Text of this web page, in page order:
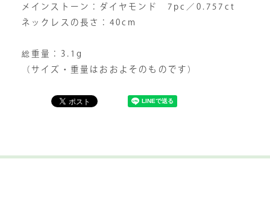
メインストーン：ダイヤモンド 7pc／0.757ct
ネックレスの長さ：40cm
総重量：3.1g
（サイズ・重量はおおよそのものです）